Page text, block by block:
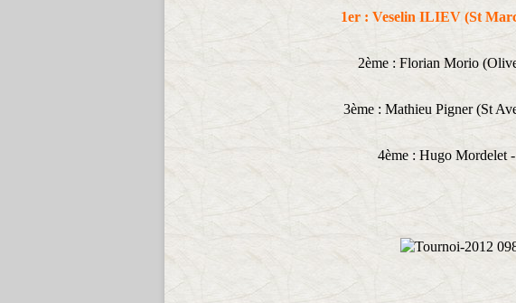
1er : Veselin ILIEV (St
2ème : Florian Morio
3ème : Mathieu Pigner (St
4ème : Hugo Mordelet